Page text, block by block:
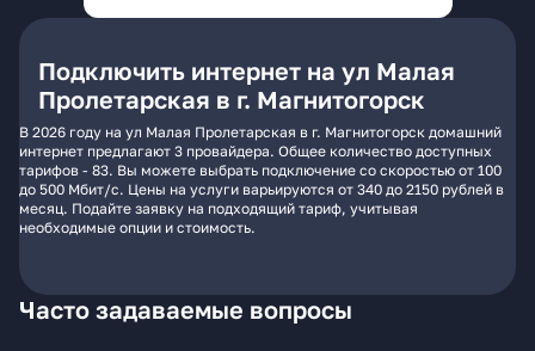
Подключить интернет на ул Малая
Пролетарская в г. Магнитогорск
В 2026 году на ул Малая Пролетарская в г. Магнитогорск домашний
интернет предлагают 3 провайдера. Общее количество доступных
тарифов - 83. Вы можете выбрать подключение со скоростью от 100
до 500 Мбит/с. Цены на услуги варьируются от 340 до 2150 рублей в
месяц. Подайте заявку на подходящий тариф, учитывая
необходимые опции и стоимость.
Часто задаваемые вопросы